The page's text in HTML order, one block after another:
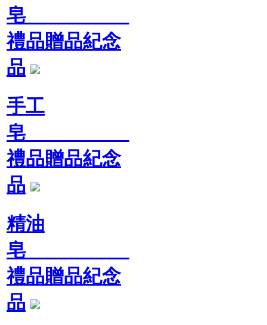
皂
禮品贈品紀念
品
手工
皂
禮品贈品紀念
品
精油
皂
禮品贈品紀念
品